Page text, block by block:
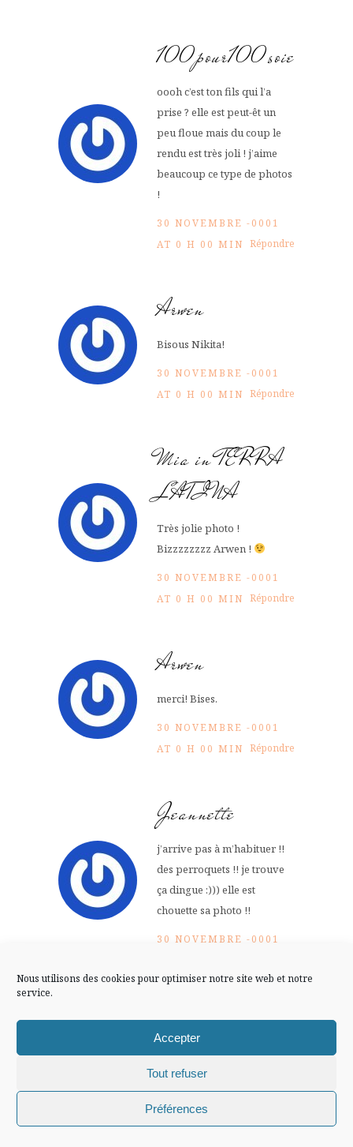
Nous utilisons des cookies pour optimiser notre site web et notre
service.
Accepter
Tout refuser
Préférences
100pour100soie
oooh c’est ton fils qui l’a
prise ? elle est peut-êt un
peu floue mais du coup le
rendu est très joli ! j’aime
beaucoup ce type de photos
!
30 NOVEMBRE -0001
AT 0 H 00 MIN Répondre
Arwen
Bisous Nikita!
30 NOVEMBRE -0001
AT 0 H 00 MIN Répondre
Mia in TERRA
LATINA
Très jolie photo !
Bizzzzzzzz Arwen !
30 NOVEMBRE -0001
AT 0 H 00 MIN Répondre
Arwen
merci! Bises.
30 NOVEMBRE -0001
AT 0 H 00 MIN Répondre
Jeannette
j’arrive pas à m’habituer !!
des perroquets !! je trouve
ça dingue :))) elle est
chouette sa photo !!
30 NOVEMBRE -0001
Arwen
on les laisse se reproduire
mais ils vont surement
Suivre sur Instagram